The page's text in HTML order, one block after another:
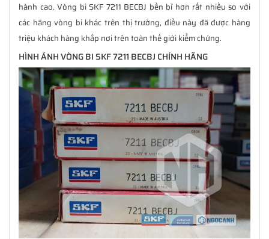
hành cao. Vòng bi SKF 7211 BECBJ bền bỉ hơn rất nhiều so với
các hãng vòng bi khác trên thị trường, điều này đã được hàng
triệu khách hàng khắp nơi trên toàn thế giới kiểm chứng.
HÌNH ẢNH VÒNG BI SKF 7211 BECBJ CHÍNH HÃNG